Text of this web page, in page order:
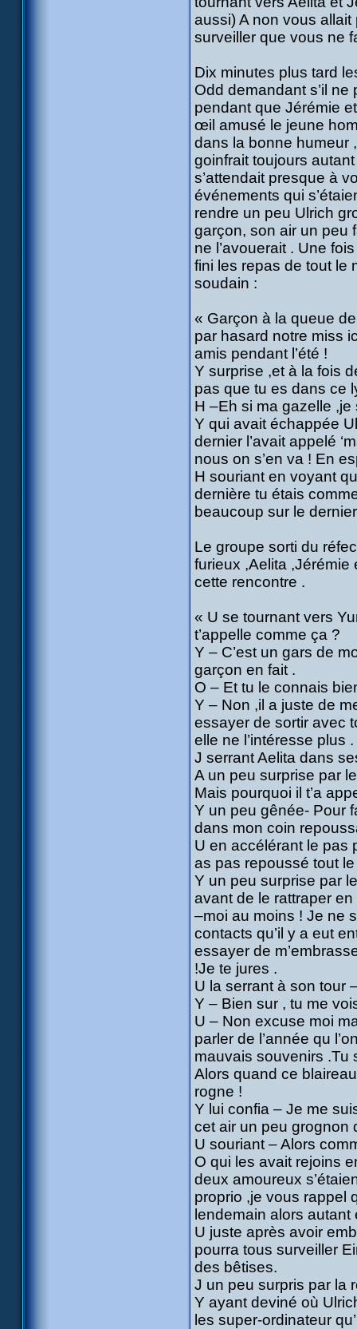
aussi) A non vous
surveiller que vous ne
Dix minutes plus tard
Odd demandant s’il
pendant que Jérémie
œil amusé le jeune
dans la bonne humeur
goinfrait toujours
s’attendait presque à
événements qui
rendre un peu Ulrich
garçon, son air un peu
ne l’avouerait . Une
fini les repas de tout le
soudain :
« Garçon à la queue
par hasard notre miss
amis pendant l’été !
Y surprise ,et à la fois
pas que tu es dans ce
H –Eh si ma gazelle
Y qui avait échappée
dernier l’avait appelé
nous on s’en va ! En
H souriant en voyant
dernière tu étais
beaucoup sur le
Le groupe sorti du
furieux ,Aelita ,Jérémie
cette rencontre .
« U se tournant vers
t’appelle comme ça ?
Y – C’est un gars de
garçon en fait .
O – Et tu le connais
Y – Non ,il a juste de
essayer de sortir avec
elle ne l’intéresse plus .
J serrant Aelita dans
A un peu surprise par
Mais pourquoi il t’a
Y un peu gênée- Pour
dans mon coin
U en accélérant le pas
as pas repoussé tout le
Y un peu surprise par
avant de le rattraper
–moi au moins ! Je ne
contacts qu’il y a eut
essayer de
!Je te jures .
U la serrant à son tour
Y – Bien sur , tu me
U – Non excuse moi
parler de l’année qu
mauvais souvenirs .Tu
Alors quand ce
rogne !
Y lui confia – Je me
cet air un peu grognon
U souriant – Alors
O qui les avait rejoins
deux amoureux
proprio ,je vous rappel
lendemain alors autant
U juste après avoir
pourra tous surveiller
des bêtises.
J un peu surpris par la
Y ayant deviné où
les super-ordinateur